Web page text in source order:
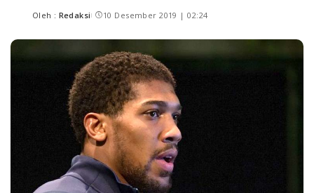
Oleh : Redaksi 10 Desember 2019 | 02:24